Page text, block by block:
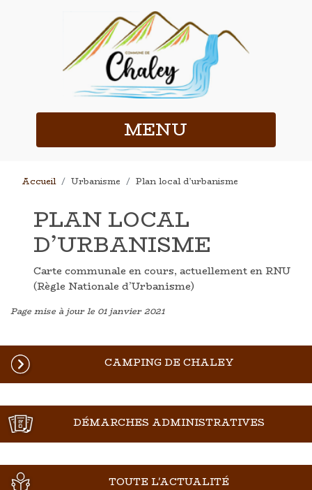
MENU
Accueil Urbanisme Plan local d’urbanisme
PLAN LOCAL
D’URBANISME
Carte communale en cours, actuellement en RNU
(Règle Nationale d’Urbanisme)
Page mise à jour le 01 janvier 2021
CAMPING DE CHALEY
DÉMARCHES ADMINISTRATIVES
TOUTE L'ACTUALITÉ